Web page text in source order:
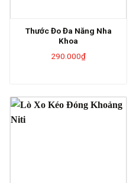
Thước Đo Đa Năng Nha
Khoa
290.000₫